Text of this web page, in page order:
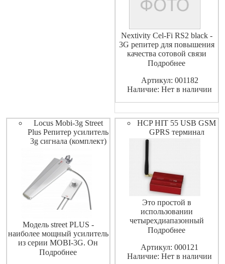
Nextivity Cel-Fi RS2 black -
3G репитер для повышения
качества сотовой связи
технологии UMTS MULTI-
3G в помещениях. Не
требует установки внешних
Устройство автоматически
определяет
Подробнее
Артикул: 001182
Наличие: Нет в наличии
Locus Mobi-3g Street
Plus Репитер усилитель
3g сигнала (комплект)
Модель street PLUS -
наиболее мощный усилитель
из серии MOBI-3G. Он
обеспечит высокий уровень
Подробнее
HCP HIT 55 USB GSM
GPRS терминал
Это простой в
использовании
четырехдиапазонный
GSM/GPRS терминал. HIT
SMS приложения, GPRS
класс 10.
Подробнее
Артикул: 000121
Наличие: Нет в наличии